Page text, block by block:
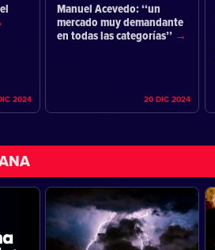
2024
Manuel Acevedo: ‘‘un
mercado muy demandante
en todas las categorías’’
20 DIC 2024